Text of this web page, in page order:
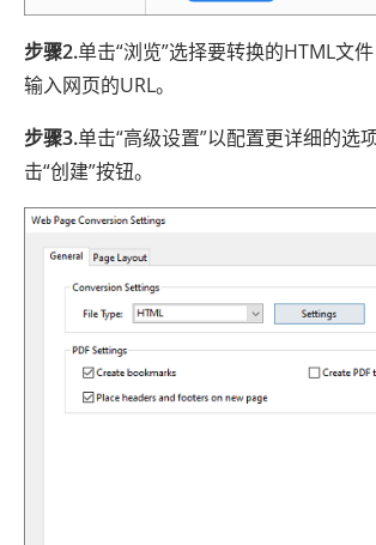
步骤2.单击“浏览”选择要转换的HTML文
输入网页的URL。
步骤3.单击“高级设置”以配置更详细的选
击“创建”按钮。